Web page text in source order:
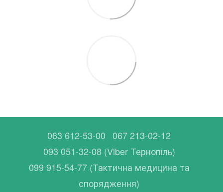
063 612-53-00 067 213-02-12
093 051-32-08 (Viber Тернопіль)
099 915-54-77 (Тактична медицина та
спорядження)